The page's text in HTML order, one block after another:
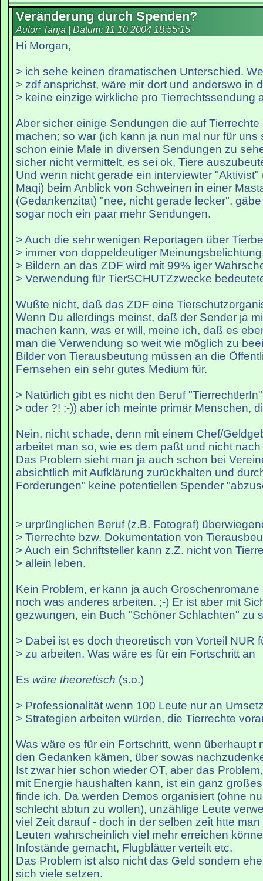
Veränderung durch Spenden?
Autor: Tanja | Datum: 11.10.2004 18:55:15
Hi Morgan,
> ich sehe keinen dramatischen Unterschied.
> zdf ansprichst, wäre mir dort und anderswo in
> keine einzige wirkliche pro Tierrechtssendung
Aber sicher einige Sendungen die auf
machen; so war (ich kann ja nun mal nur für uns
schon einie Male in diversen Sendungen zu
sicher nicht vermittelt, es sei ok, Tiere
Und wenn nicht gerade ein interviewter "Aktivist"
Maqi) beim Anblick von Schweinen in einer
(Gedankenzitat) "nee, nicht gerade lecker",
sogar noch ein paar mehr Sendungen.
> Auch die sehr wenigen Reportagen über
> immer von doppeldeutiger
> Bildern an das ZDF wird mit 99% iger
> Verwendung für TierSCHUTZzwecke
Wußte nicht, daß das ZDF eine
Wenn Du allerdings meinst, daß der Sender ja
machen kann, was er will, meine ich, daß es
man die Verwendung so weit wie möglich zu
Bilder von Tierausbeutung müssen an die
Fernsehen ein sehr gutes Medium für.
> Natürlich gibt es nicht den Beruf
> oder ?! ;-)) aber ich meinte primär Menschen,
Nein, nicht schade, denn mit einem Chef/
arbeitet man so, wie es dem paßt und nicht
Das Problem sieht man ja auch schon bei
absichtlich mit Aufklärung zurückhalten und
Forderungen" keine potentiellen Spender
> urprünglichen Beruf (z.B. Fotograf)
> Tierrechte bzw. Dokumentation von
> Auch ein Schriftsteller kann z.Z. nicht von
> allein leben.
Kein Problem, er kann ja auch
noch was anderes arbeiten. ;-) Er ist aber mit
gezwungen, ein Buch "Schöner Schlachten" zu
> Dabei ist es doch theoretisch von Vorteil NUR
> zu arbeiten. Was wäre es für ein Fortschritt an
Es wäre theoretisch (s.o.)
> Professionalität wenn 100 Leute nur an
> Strategien arbeiten würden, die Tierrechte
Was wäre es für ein Fortschritt, wenn überhaupt
den Gedanken kämen, über sowas
Ist zwar hier schon wieder OT, aber das
mit Energie haushalten kann, ist ein ganz
finde ich. Da werden Demos organisiert (ohne
schlecht abtun zu wollen), unzählige Leute
viel Zeit darauf - doch in der selben zeit htte
Leuten wahrscheinlich viel mehr erreichen
Infostände gemacht, Flugblätter verteilt etc.
Das Problem ist also nicht das Geld sondern
sich viele setzen.